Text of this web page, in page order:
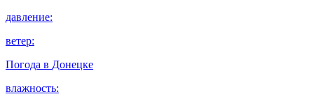
давление:
ветер:
Погода в Донецке
влажность: